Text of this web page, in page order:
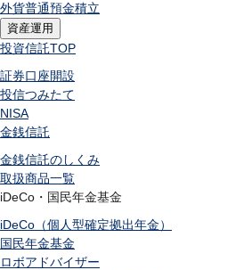
外貨普通預金積立
資産運用
投資信託TOP
証券口座開設
投信つみたて
NISA
金銭信託
金銭信託のしくみ
取扱商品一覧
iDeCo・国民年金基金
iDeCo（個人型確定拠出年金）
国民年金基金
ロボアドバイザー